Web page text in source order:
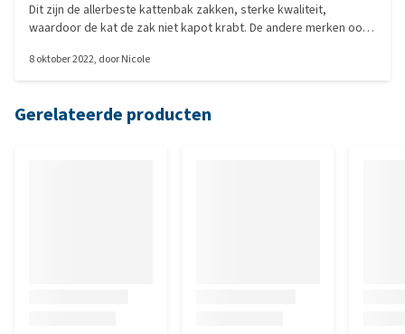
Dit zijn de allerbeste kattenbak zakken, sterke kwaliteit,
waardoor de kat de zak niet kapot krabt. De andere merken ook
8 oktober 2022, doorNicole
Gerelateerde producten